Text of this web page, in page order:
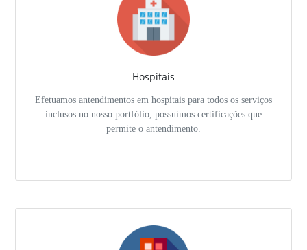
Hospitais
Efetuamos antendimentos em hospitais para todos os serviços
inclusos no nosso portfólio, possuímos certificações que
permite o antendimento.